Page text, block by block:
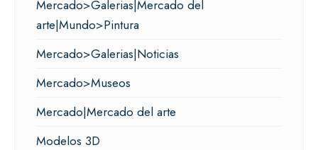
Mercado>Galerias|Mercado del
arte|Mundo>Pintura
Mercado>Galerias|Noticias
Mercado>Museos
Mercado|Mercado del arte
Modelos 3D